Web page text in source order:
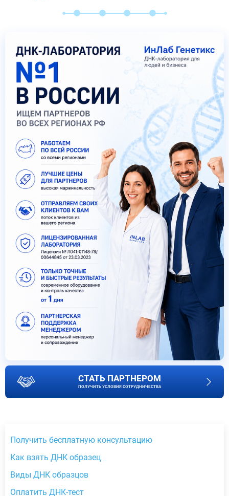
СТАТЬ ПАРТНЕРОМ
ПОЛУЧИТЬ УСЛОВИЯ СОТРУДНИЧЕСТВА
Получить бесплатную консультацию
Как взять ДНК образец
Виды ДНК образцов
Оплатить ДНК-тест